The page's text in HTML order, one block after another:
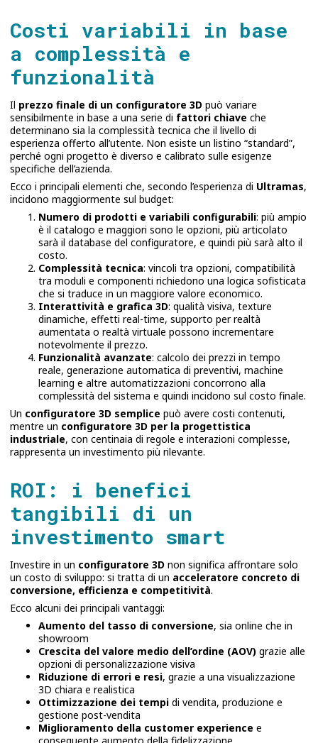
Costi variabili in base
a complessità e
funzionalità
Il prezzo finale di un configuratore 3D può variare
sensibilmente in base a una serie di fattori chiave che
determinano sia la complessità tecnica che il livello di
esperienza offerto all’utente. Non esiste un listino “standard”,
perché ogni progetto è diverso e calibrato sulle esigenze
specifiche dell’azienda.
Ecco i principali elementi che, secondo l’esperienza di Ultramas,
incidono maggiormente sul budget:
Numero di prodotti e variabili configurabili: più ampio
è il catalogo e maggiori sono le opzioni, più articolato
sarà il database del configuratore, e quindi più sarà alto il
costo.
Complessità tecnica: vincoli tra opzioni, compatibilità
tra moduli e componenti richiedono una logica sofisticata
che si traduce in un maggiore valore economico.
Interattività e grafica 3D: qualità visiva, texture
dinamiche, effetti real-time, supporto per realtà
aumentata o realtà virtuale possono incrementare
notevolmente il prezzo.
Funzionalità avanzate: calcolo dei prezzi in tempo
reale, generazione automatica di preventivi, machine
learning e altre automatizzazioni concorrono alla
complessità del sistema e quindi incidono sul costo finale.
Un configuratore 3D semplice può avere costi contenuti,
mentre un configuratore 3D per la progettistica
industriale, con centinaia di regole e interazioni complesse,
rappresenta un investimento più rilevante.
ROI: i benefici
tangibili di un
investimento smart
Investire in un configuratore 3D non significa affrontare solo
un costo di sviluppo: si tratta di un acceleratore concreto di
conversione, efficienza e competitività.
Ecco alcuni dei principali vantaggi:
Aumento del tasso di conversione, sia online che in
showroom
Crescita del valore medio dell’ordine (AOV) grazie alle
opzioni di personalizzazione visiva
Riduzione di errori e resi, grazie a una visualizzazione
3D chiara e realistica
Ottimizzazione dei tempi di vendita, produzione e
gestione post-vendita
Miglioramento della customer experience e